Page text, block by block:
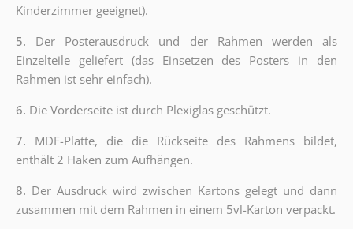
Kinderzimmer geeignet).
5. Der Posterausdruck und der Rahmen werden als
Einzelteile geliefert (das Einsetzen des Posters in den
Rahmen ist sehr einfach).
6. Die Vorderseite ist durch Plexiglas geschützt.
7. MDF-Platte, die die Rückseite des Rahmens bildet,
enthält 2 Haken zum Aufhängen.
8. Der Ausdruck wird zwischen Kartons gelegt und dann
zusammen mit dem Rahmen in einem 5vl-Karton verpackt.